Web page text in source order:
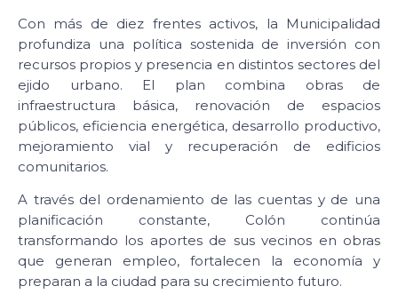
Con más de diez frentes activos, la Municipalidad
profundiza una política sostenida de inversión con
recursos propios y presencia en distintos sectores del
ejido urbano. El plan combina obras de
infraestructura básica, renovación de espacios
públicos, eficiencia energética, desarrollo productivo,
mejoramiento vial y recuperación de edificios
comunitarios.
A través del ordenamiento de las cuentas y de una
planificación constante, Colón continúa
transformando los aportes de sus vecinos en obras
que generan empleo, fortalecen la economía y
preparan a la ciudad para su crecimiento futuro.